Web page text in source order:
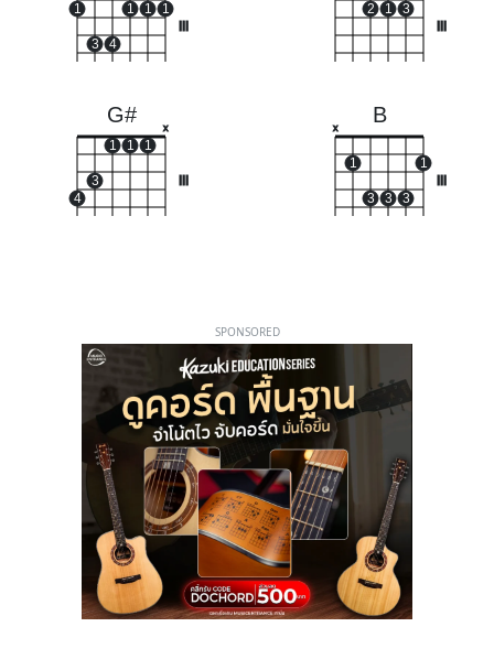
1
3 4
1 1 1 2 1 3
G#
4
3
1 1 1
x
B
x
1
3 3 3
1
SPONSORED